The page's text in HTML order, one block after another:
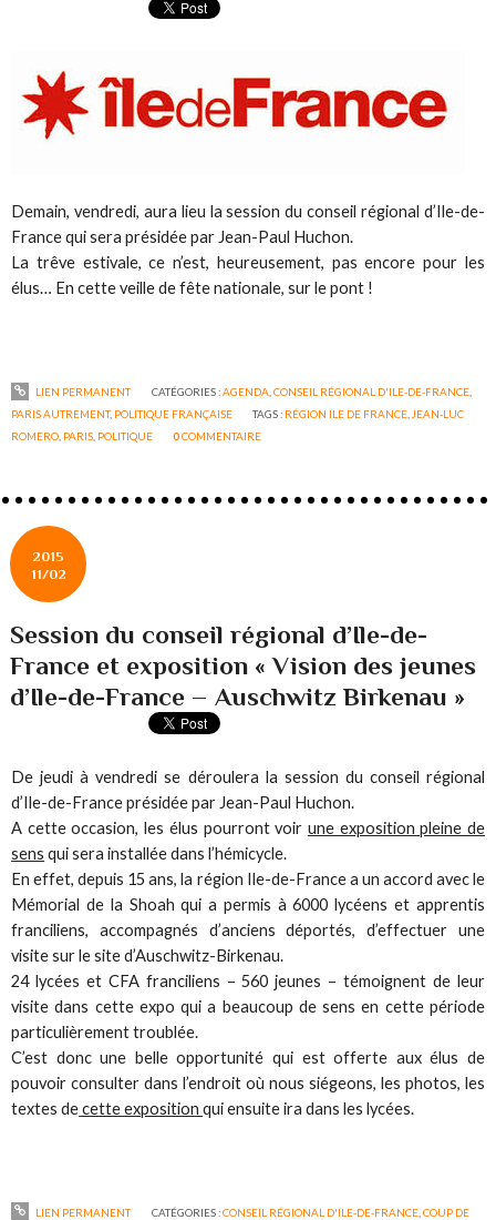
Demain, vendredi, aura lieu la session du conseil régional d’Ile-de-
France qui sera présidée par Jean-Paul Huchon.
La trêve estivale, ce n’est, heureusement, pas encore pour les
élus… En cette veille de fête nationale, sur le pont !
LIEN PERMANENT CATÉGORIES :AGENDA CONSEIL RÉGIONAL D'ILE-DE-FRANCE,
PARIS AUTREMENT, POLITIQUE FRANÇAISE TAGS : RÉGION ILE DE FRANCE JEAN-LUC
ROMERO PARIS POLITIQUE 0COMMENTAIRE
2015
11/02
Session du conseil régional d’Ile-de-
France et exposition « Vision des jeunes
d’Ile-de-France – Auschwitz Birkenau »
De jeudi à vendredi se déroulera la session du conseil régional
d’Ile-de-France présidée par Jean-Paul Huchon.
A cette occasion, les élus pourront voir une exposition pleine de
sens qui sera installée dans l’hémicycle.
En effet, depuis 15 ans, la région Ile-de-France a un accord avec le
Mémorial de la Shoah qui a permis à 6000 lycéens et apprentis
franciliens, accompagnés d’anciens déportés, d’effectuer une
visite sur le site d’Auschwitz-Birkenau.
24 lycées et CFA franciliens – 560 jeunes – témoignent de leur
visite dans cette expo qui a beaucoup de sens en cette période
particulièrement troublée.
C’est donc une belle opportunité qui est offerte aux élus de
pouvoir consulter dans l’endroit où nous siégeons, les photos, les
textes decette expositionqui ensuite ira dans les lycées.
LIEN PERMANENT CATÉGORIES :CONSEIL RÉGIONAL D'ILE-DE-FRANCE, COUP DE